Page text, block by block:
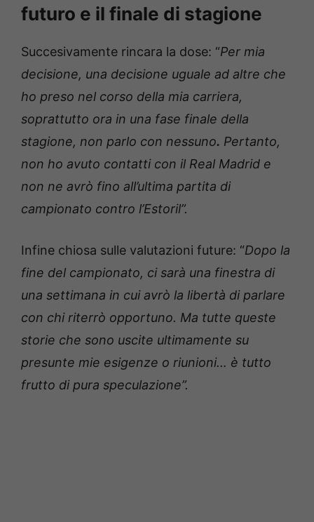
futuro e il finale di stagione
Succesivamente rincara la dose: “Per mia
decisione, una decisione uguale ad altre che
ho preso nel corso della mia carriera,
soprattutto ora in una fase finale della
stagione, non parlo con nessuno. Pertanto,
non ho avuto contatti con il Real Madrid e
non ne avrò fino all’ultima partita di
campionato contro l’Estoril”.
Infine chiosa sulle valutazioni future: “Dopo la
fine del campionato, ci sarà una finestra di
una settimana in cui avrò la libertà di parlare
con chi riterrò opportuno. Ma tutte queste
storie che sono uscite ultimamente su
presunte mie esigenze o riunioni… è tutto
frutto di pura speculazione”.